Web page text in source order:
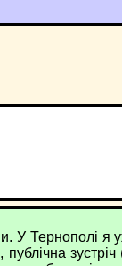
Тернополі я